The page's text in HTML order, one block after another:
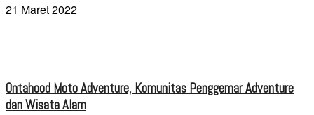
21 Maret 2022
Ontahood Moto Adventure, Komunitas Penggemar Adventure
dan Wisata Alam